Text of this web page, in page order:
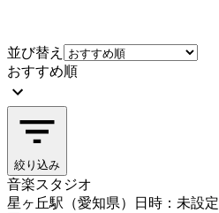
並び替え
おすすめ順
絞り込み
音楽スタジオ
星ヶ丘駅（愛知県）
日時：未設定